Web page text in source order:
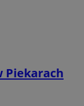
Piekarach